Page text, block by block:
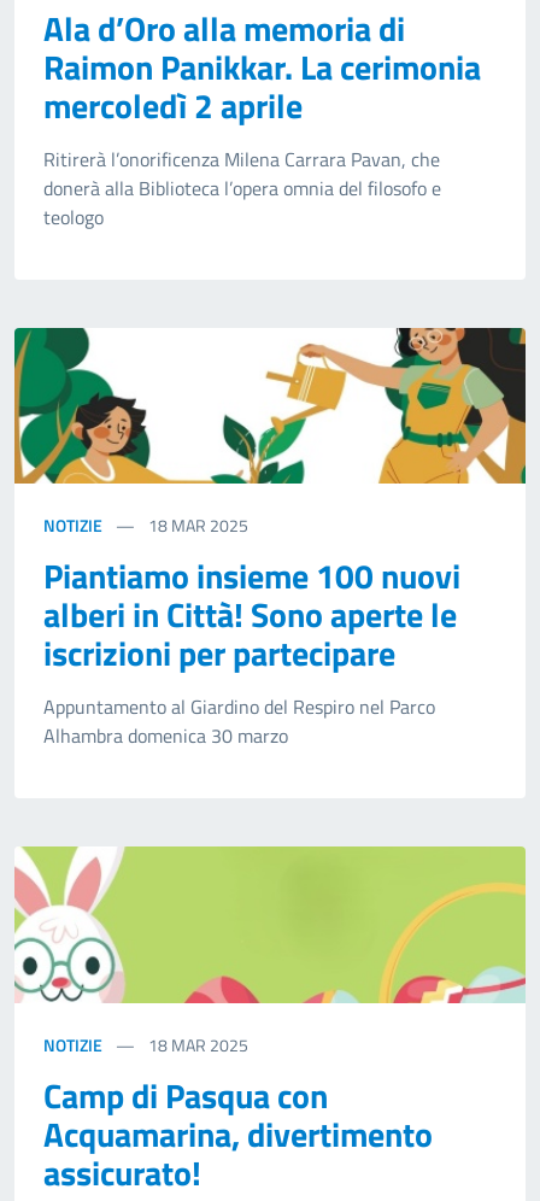
Ala d’Oro alla memoria di
Raimon Panikkar. La cerimonia
mercoledì 2 aprile
Ritirerà l’onorificenza Milena Carrara Pavan, che
donerà alla Biblioteca l’opera omnia del filosofo e
teologo
NOTIZIE 18MAR 2025
Piantiamo insieme 100 nuovi
alberi in Città! Sono aperte le
iscrizioni per partecipare
Appuntamento al Giardino del Respiro nel Parco
Alhambra domenica 30 marzo
NOTIZIE 18MAR 2025
Camp di Pasqua con
Acquamarina, divertimento
assicurato!